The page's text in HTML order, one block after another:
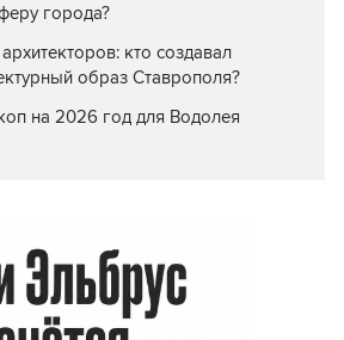
города?
кто создавал
образ Ставрополя?
на 2026 год для Водолея